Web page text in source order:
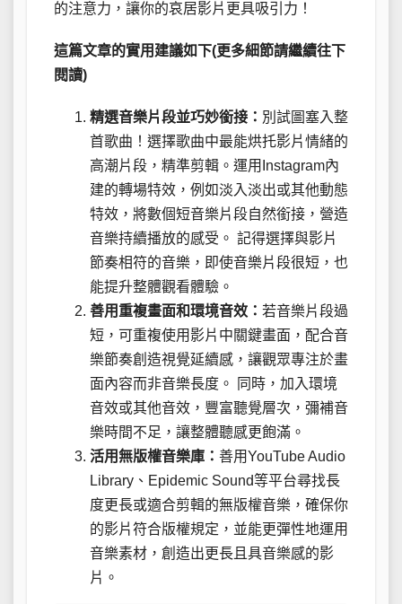
的注意力，讓你的哀居影片更具吸引力！
這篇文章的實用建議如下(更多細節請繼續往下
閱讀)
精選音樂片段並巧妙銜接： 別試圖塞入整
首歌曲！選擇歌曲中最能烘托影片情緒的
高潮片段，精準剪輯。運用Instagram內
建的轉場特效，例如淡入淡出或其他動態
特效，將數個短音樂片段自然銜接，營造
音樂持續播放的感受。 記得選擇與影片
節奏相符的音樂，即使音樂片段很短，也
能提升整體觀看體驗。
善用重複畫面和環境音效： 若音樂片段過
短，可重複使用影片中關鍵畫面，配合音
樂節奏創造視覺延續感，讓觀眾專注於畫
面內容而非音樂長度。 同時，加入環境
音效或其他音效，豐富聽覺層次，彌補音
樂時間不足，讓整體聽感更飽滿。
活用無版權音樂庫： 善用YouTube Audio
Library、Epidemic Sound等平台尋找長
度更長或適合剪輯的無版權音樂，確保你
的影片符合版權規定，並能更彈性地運用
音樂素材，創造出更長且具音樂感的影
片。